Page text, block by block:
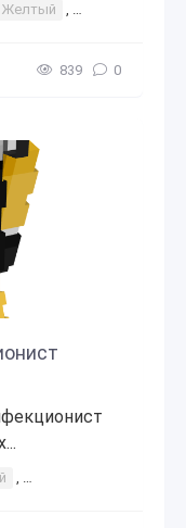
Желтый , Коронавирус
839 0
, Коронавирус